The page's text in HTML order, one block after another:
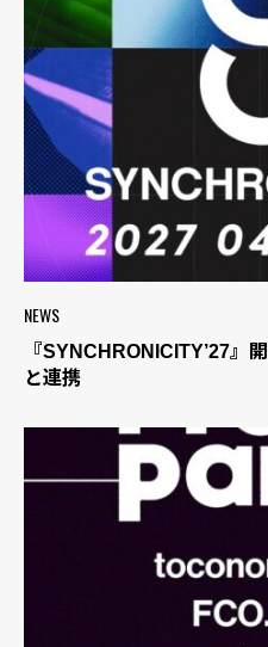
NEWS
『SYNCHRONICITY’27』
と連携